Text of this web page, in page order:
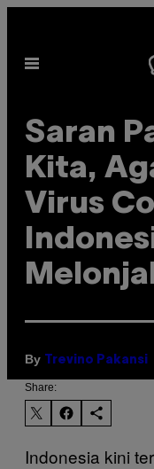
content
Open
Saran
Kita,
Virus
By Trevino Pakansi
Share:
Indonesia kini